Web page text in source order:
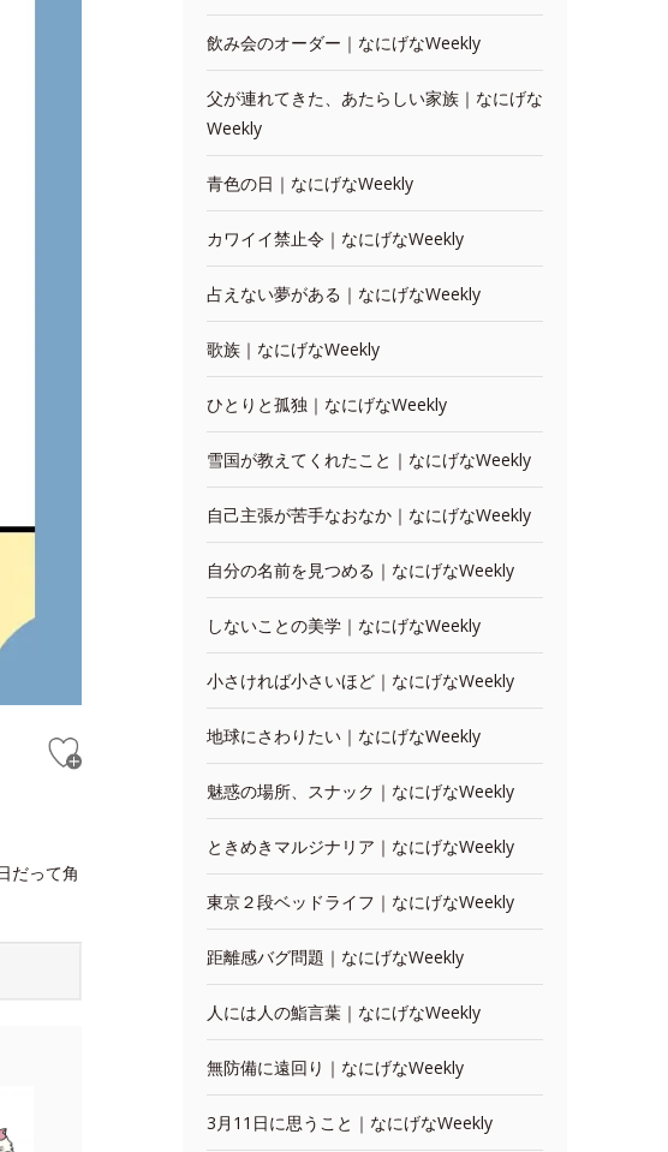
だって角
飲み会のオーダー｜なにげなWeekly
父が連れてきた、あたらしい家族｜なにげな
Weekly
青色の日｜なにげなWeekly
カワイイ禁止令｜なにげなWeekly
占えない夢がある｜なにげなWeekly
歌族｜なにげなWeekly
ひとりと孤独｜なにげなWeekly
雪国が教えてくれたこと｜なにげなWeekly
自己主張が苦手なおなか｜なにげなWeekly
自分の名前を見つめる｜なにげなWeekly
しないことの美学｜なにげなWeekly
小さければ小さいほど｜なにげなWeekly
地球にさわりたい｜なにげなWeekly
魅惑の場所、スナック｜なにげなWeekly
ときめきマルジナリア｜なにげなWeekly
東京２段ベッドライフ｜なにげなWeekly
距離感バグ問題｜なにげなWeekly
人には人の鮨言葉｜なにげなWeekly
無防備に遠回り｜なにげなWeekly
3月11日に思うこと｜なにげなWeekly